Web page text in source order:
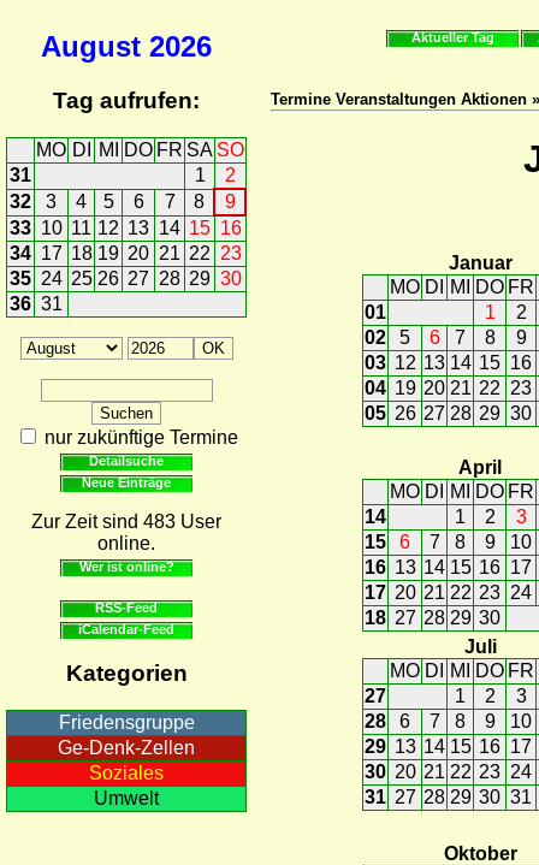
August 2026
Tag aufrufen:
MO DI MI DO FR SA SO
31
1
2
32
3 4 5 6 7 8
9
33 10 11 12 13 14 15 16
34 17 18 19 20 21 22 23
35 24 25 26 27 28 29 30
36 31
nur zukünftige Termine
Detailsuche
Neue Einträge
Zur Zeit sind 483 User
online.
Wer ist online?
RSS-Feed
iCalendar-Feed
Kategorien
Friedensgruppe
Ge-Denk-Zellen
Soziales
Umwelt
Aktueller Tag
Termine Veranstaltungen Aktionen
Januar
MO DI MI DO FR
01
1
2
02
5 6 7 8
9
03 12 13 14 15 16
04 19 20 21 22 23
05 26 27 28 29 30
April
MO DI MI DO FR
14
1 2
3
15
6 7 8 9
10
16 13 14 15 16 17
17 20 21 22 23 24
18 27 28 29 30
Juli
MO DI MI DO FR
27
1 2
3
28
6 7 8 9
10
29 13 14 15 16 17
30 20 21 22 23 24
31 27 28 29 30 31
Oktober